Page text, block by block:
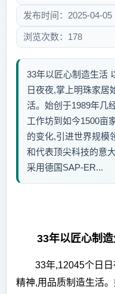
发布时间：2025-04-05
浏览次数：178
33年以匠心制造生活
日夜夜,掌上明珠家居
活。始创于1989年几
工作坊到如今1500亩
的变化,引进世界规模
和代表顶尖科技的意
采用德国SAP-ER...
33年以匠心制造
33年,12045个日
精神,用品质制造生活